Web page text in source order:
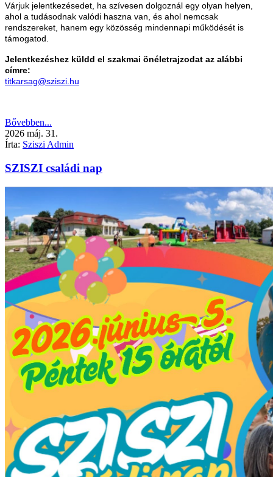
Várjuk jelentkezésedet, ha szívesen dolgoznál egy olyan helyen,
ahol a tudásodnak valódi haszna van, és ahol nemcsak
rendszereket, hanem egy közösség mindennapi működését is
támogatod.
Jelentkezéshez küldd el szakmai önéletrajzodat az alábbi
címre:
titkarsag@sziszi.hu
Bővebben...
2026 máj. 31.
Írta: Sziszi Admin
SZISZI családi nap